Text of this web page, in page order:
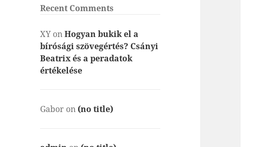
Recent Comments
XY onHogyan bukik el a
bírósági szövegértés? Csányi
Beatrix és a peradatok
értékelése
Gabor on (no title)